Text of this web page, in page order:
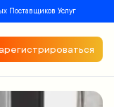
Поставщиков Услуг